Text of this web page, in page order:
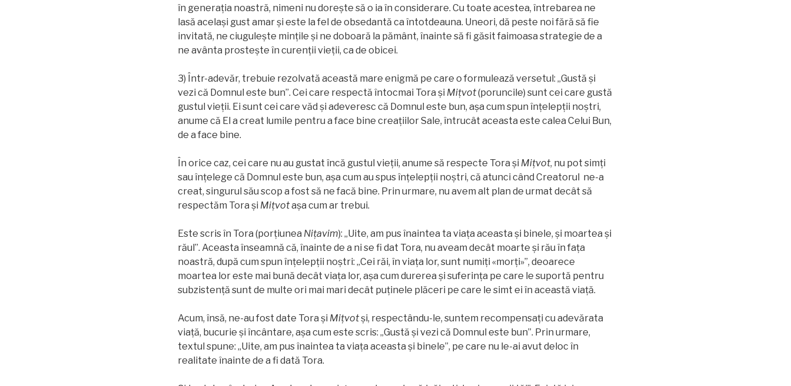
în generația noastră, nimeni nu dorește să o ia în considerare. Cu toate acestea, întrebarea ne
lasă acelaşi gust amar și este la fel de obsedantă ca întotdeauna. Uneori, dă peste noi fără să fie
invitată, ne ciuguleşte mințile și ne doboară la pământ, înainte să fi găsit faimoasa strategie de a
ne avânta prosteşte în curenţii vieții, ca de obicei.
3) Într-adevăr, trebuie rezolvată această mare enigmă pe care o formulează versetul: „Gustă și
vezi că Domnul este bun”. Cei care respectă întocmai Tora și Miţvot(poruncile) sunt cei care gustă
gustul vieții. Ei sunt cei care văd și adeveresc că Domnul este bun, așa cum spun înțelepții noștri,
anume că El a creat lumile pentru a face bine creațiilor Sale, întrucât aceasta este calea Celui Bun,
de a face bine.
În orice caz, cei care nu au gustat încă gustul vieții, anume să respecte Tora și Miţvot, nu pot simți
sau înțelege că Domnul este bun, așa cum au spus înțelepții noștri, că atunci când Creatorul ne-a
creat, singurul său scop a fost să ne facă bine. Prin urmare, nu avem alt plan de urmat decât să
respectăm Tora și Miţvotașa cum ar trebui.
Este scris în Tora (porțiunea Niţavim): „Uite, am pus înaintea ta viața aceasta și binele, și moartea și
răul”. Aceasta înseamnă că, înainte de a ni se fi dat Tora, nu aveam decât moarte și rău în fața
noastră, după cum spun înțelepții noștri: „Cei răi, în viața lor, sunt numiţi «morţi»”, deoarece
moartea lor este mai bună decât viața lor, așa cum durerea și suferința pe care le suportă pentru
subzistenţă sunt de multe ori mai mari decât puținele plăceri pe care le simt ei în această viață.
Acum, însă, ne-au fost date Tora și Miţvotși, respectându-le, suntem recompensaţi cu adevărata
viață, bucurie și încântare, așa cum este scris: „Gustă și vezi că Domnul este bun”. Prin urmare,
textul spune: „Uite, am pus înaintea ta viața aceasta și binele”, pe care nu le-ai avut deloc în
realitate înainte de a fi dată Tora.